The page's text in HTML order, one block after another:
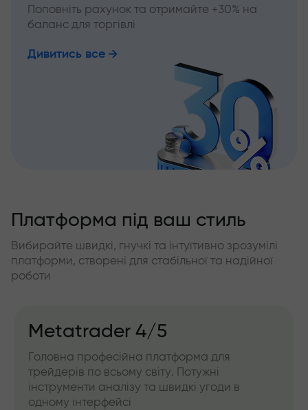
Поповніть рахунок та отримайте +30% на
баланс для торгівлі
Дивитись все
Платформа під ваш стиль
Вибирайте швидкі, гнучкі та інтуїтивно зрозумілі
платформи, створені для стабільної та надійної
роботи
Metatrader 4/5
Головна професійна платформа для
трейдерів по всьому світу. Потужні
інструменти аналізу та швидкі угоди в
одному інтерфейсі